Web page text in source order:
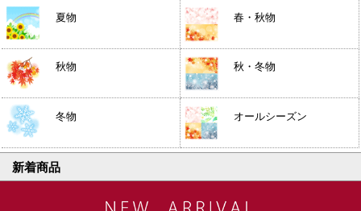
夏物 春・秋物
秋物 秋・冬物
冬物 オールシーズン
新着商品